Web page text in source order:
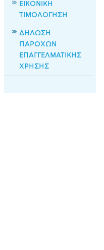
ΕΙΚΟΝΙΚΗ
ΤΙΜΟΛΟΓΗΣΗ
ΔΗΛΩΣΗ
ΠΑΡΟΧΩΝ
ΕΠΑΓΓΕΛΜΑΤΙΚΗΣ
ΧΡΗΣΗΣ